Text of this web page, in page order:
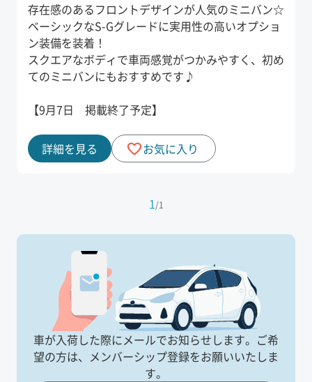
存在感のあるフロントデザインが人気のミニバン☆
ベーシックなS-Gグレードに実用性の高いオプショ
ン装備を装着！
スクエアなボディで車両感覚がつかみやすく、初め
てのミニバンにもおすすめです♪
【9月7日 掲載終了予定】
詳細を見る お気に入り
1/1
車が入荷した際にメールでお知らせします。 ご希
望の方は、メンバーシップ登録をお願いいたしま
す。